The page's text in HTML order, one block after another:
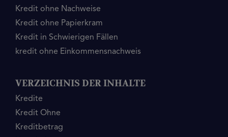
Kredit ohne Nachweise
Kredit ohne Papierkram
Kredit in Schwierigen Fällen
kredit ohne Einkommensnachweis
VERZEICHNIS DER INHALTE
Kredite
Kredit Ohne
Kreditbetrag